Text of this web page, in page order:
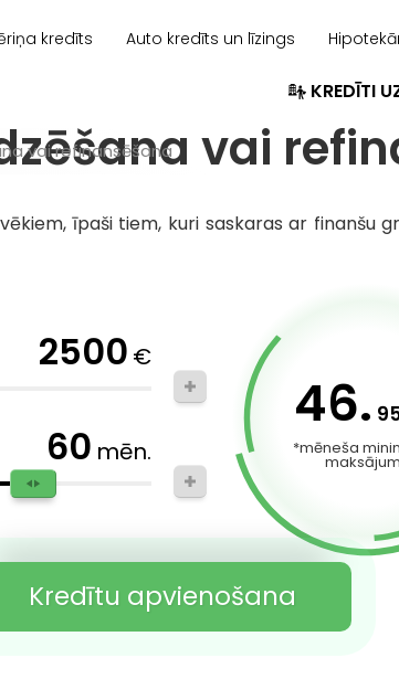
kredīts Auto kredīts un līzings
KREDĪTI
vai refinansēšana vai
īpaši tiem, kuri saskaras ar finanšu
2500 €
60 mēn.
46.
*mēneša
Kredītu apvienošana